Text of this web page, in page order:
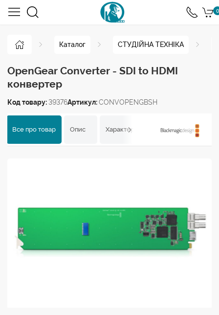
0
Каталог СТУДІЙНА ТЕХНІКА
OpenGear Converter - SDI to HDMI
конвертер
Код товару: 39376Артикул:CONVOPENGBSH
Все про товар Опис Характеристики Відгуки